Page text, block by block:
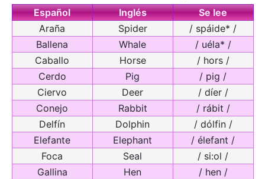
Español Inglés
Se lee
Araña
Spider
/ spáide* /
Ballena
Whale
/ uéla* /
Caballo
Horse
/ hors /
Cerdo
Pig
/ pig /
Ciervo
Deer
/ díer /
Conejo
Rabbit
/ rábit /
Delfín
Dolphin
/ dólfin /
Elefante
Elephant
/ élefant /
Foca
Seal
/ si:ol /
Gallina
Hen
/ hen /